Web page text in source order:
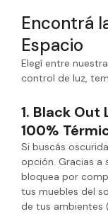
Encontrá
Espacio
Elegí entre
control de luz,
1. Black Out
100%
Si buscás
opción. Gracias a
bloquea por
tus muebles del
de tus ambientes